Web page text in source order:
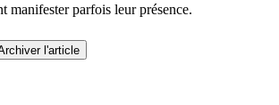
manifester parfois leur présence.
l'article